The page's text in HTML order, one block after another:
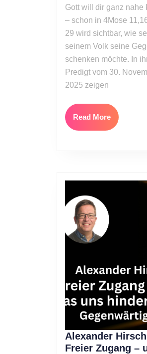
Gott will dir ganz nahe
– schon in 4Mose
29 wird sichtbar, wie
seinem Volk seine
schenken möchte. In
Predigt vom 30.
2025 zeigen
Read MoreRead
More
Alexander
Freier Zugang –